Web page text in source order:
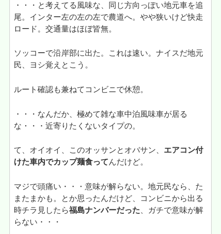
・・・と考えてる風味な、同じ方向っぽい地元車を追
尾。インター左の左の左で農道へ。やや狭いけど快走
ロード。交通量はほぼ皆無。
ソッコーで沿岸部に出た。これは速い。ナイスだ地元
民、ヨシ覚えとこう。
ルート確認も兼ねてコンビニで休憩。
・・・なんだか、極めて雑な車中泊風味車が居る
な・・・近寄りたくないタイプの。
て、オイオイ、このオッサンとオバサン、 エアコン付
けた車内でカップ麺食ってんだけど。
マジで頭痛い・・・意味が解らない。地元民なら、た
またまかも。とか思ったんだけど、コンビニから出る
時チラ見したら福島ナンバーだった 、ガチで意味が解
らない・・・